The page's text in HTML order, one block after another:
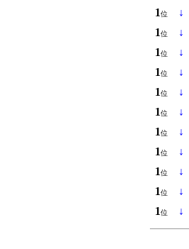
1位 ↓
1位 ↓
1位 ↓
1位 ↓
1位 ↓
1位 ↓
1位 ↓
1位 ↓
1位 ↓
1位 ↓
1位 ↓